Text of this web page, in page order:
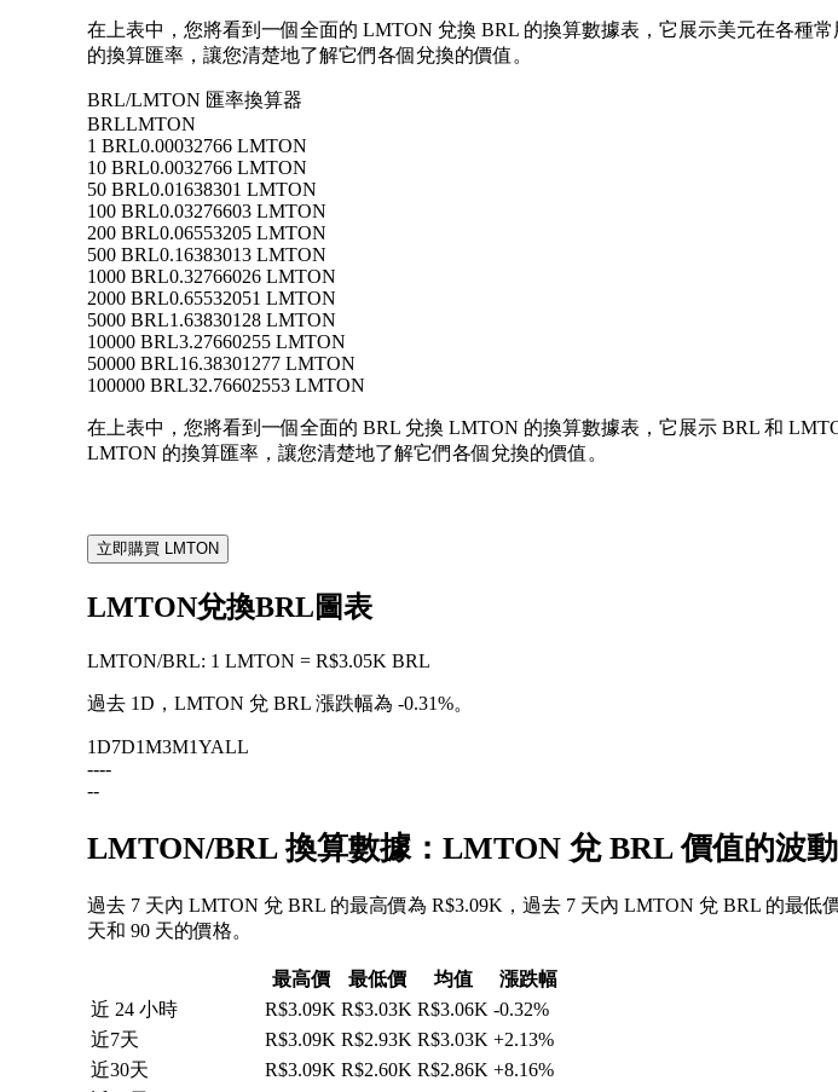
在上表中，您將看到一個全面的 LMTON 兌換 BRL 的換算數據表，它展示美元在各種
的換算匯率，讓您清楚地了解它們各個兌換的價值。
BRL/LMTON 匯率換算器
BRLLMTON
1 BRL0.00032766 LMTON
10 BRL0.0032766 LMTON
50 BRL0.01638301 LMTON
100 BRL0.03276603 LMTON
200 BRL0.06553205 LMTON
500 BRL0.16383013 LMTON
1000 BRL0.32766026 LMTON
2000 BRL0.65532051 LMTON
5000 BRL1.63830128 LMTON
10000 BRL3.27660255 LMTON
50000 BRL16.38301277 LMTON
100000 BRL32.76602553 LMTON
在上表中，您將看到一個全面的 BRL 兌換 LMTON 的換算數據表，它展示 BRL 和
LMTON 的換算匯率，讓您清楚地了解它們各個兌換的價值。
立即購買 LMTON
LMTON兌換BRL圖表
LMTON/BRL: 1 LMTON = R$3.05K BRL
過去 1D，LMTON 兌 BRL 漲跌幅為 -0.31%。
1D7D1M3M1YALL
----
--
LMTON/BRL 換算數據：LMTON 兌 BRL 價值的波
過去 7 天內 LMTON 兌 BRL 的最高價為 R$3.09K，過去 7 天內 LMTON 兌 BRL 的最
天和 90 天的價格。
最高價 最低價 均值
漲跌幅
近 24 小時
R$3.09K R$3.03K R$3.06K -0.32%
近7天
R$3.09K R$2.93K R$3.03K +2.13%
近30天
R$3.09K R$2.60K R$2.86K +8.16%